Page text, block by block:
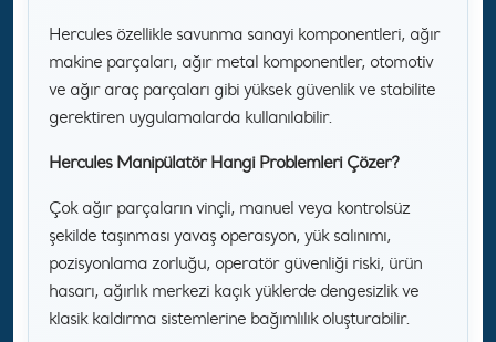
Hercules özellikle savunma sanayi komponentleri, ağır
makine parçaları, ağır metal komponentler, otomotiv
ve ağır araç parçaları gibi yüksek güvenlik ve stabilite
gerektiren uygulamalarda kullanılabilir.
Hercules Manipülatör Hangi Problemleri Çözer?
Çok ağır parçaların vinçli, manuel veya kontrolsüz
şekilde taşınması yavaş operasyon, yük salınımı,
pozisyonlama zorluğu, operatör güvenliği riski, ürün
hasarı, ağırlık merkezi kaçık yüklerde dengesizlik ve
klasik kaldırma sistemlerine bağımlılık oluşturabilir.